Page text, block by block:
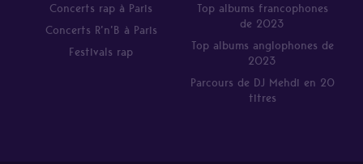
Concerts rap à Paris
Concerts R’n’B à Paris
Festivals rap
Top albums francophones
de 2023
Top albums anglophones de
2023
Parcours de DJ Mehdi en 20
titres